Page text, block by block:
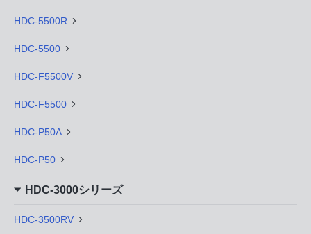
HDC-5500R
HDC-5500
HDC-F5500V
HDC-F5500
HDC-P50A
HDC-P50
HDC-3000シリーズ
HDC-3500RV